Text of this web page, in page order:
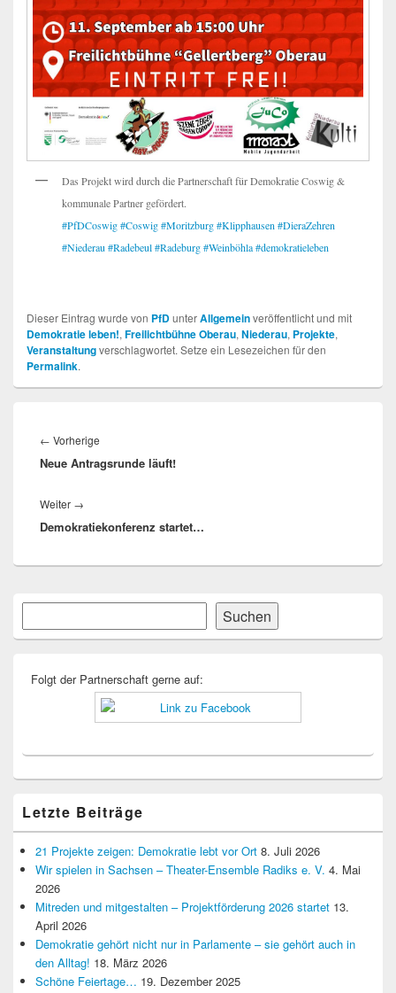
Das Projekt wird durch die Partnerschaft für Demokratie Coswig &
kommunale Partner gefördert.
#PfDCoswig#Coswig#Moritzburg#Klipphausen #DieraZehren
#Niederau #Radebeul#Radeburg#Weinböhla#demokratieleben
Dieser Eintrag wurde von PfDunterAllgemeinveröffentlicht und mit
Demokratie leben!, Freilichtbühne Oberau, Niederau, Projekte,
Veranstaltungverschlagwortet. Setze ein Lesezeichen für den
Permalink.
← Vorherige
Beitrag:
Neue Antragsrunde läuft!
Weiter →
Beitrag:
Demokratiekonferenz startet…
Primärer
Widgetbereich
Suchen
Folgt der Partnerschaft gerne auf:
Letzte Beiträge
21 Projekte zeigen: Demokratie lebt vor Ort 8. Juli 2026
Wir spielen in Sachsen – Theater-Ensemble Radiks e. V. 4. Mai
2026
Mitreden und mitgestalten – Projektförderung 2026 startet 13.
April 2026
Demokratie gehört nicht nur in Parlamente – sie gehört auch in
den Alltag! 18. März 2026
Schöne Feiertage… 19. Dezember 2025